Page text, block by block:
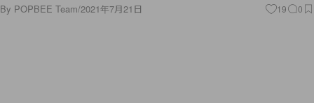
By POPBEE Team/2021年7月21日 19 0